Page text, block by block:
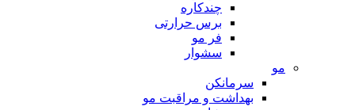
چندکاره
برس حرارتی
فر مو
سشوار
مو
سرمانکن
بهداشت و مراقبت مو